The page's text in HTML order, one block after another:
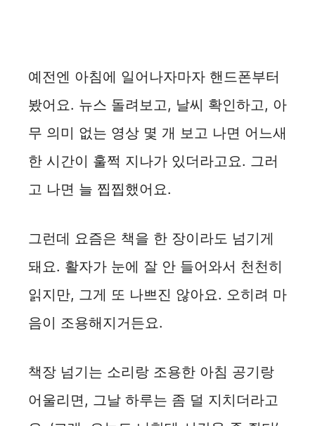
예전엔 아침에 일어나자마자 핸드폰부터
봤어요. 뉴스 돌려보고, 날씨 확인하고, 아
무 의미 없는 영상 몇 개 보고 나면 어느새
한 시간이 훌쩍 지나가 있더라고요. 그러
고 나면 늘 찝찝했어요.
그런데 요즘은 책을 한 장이라도 넘기게
돼요. 활자가 눈에 잘 안 들어와서 천천히
읽지만, 그게 또 나쁘진 않아요. 오히려 마
음이 조용해지거든요.
책장 넘기는 소리랑 조용한 아침 공기랑
어울리면, 그날 하루는 좀 덜 지치더라고